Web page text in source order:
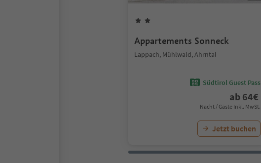
Appartements Sonneck
Lappach, Mühlwald, Ahrntal
Südtirol Guest Pass
ab 64€
Nacht / Gäste Inkl. MwSt.
Jetzt buchen